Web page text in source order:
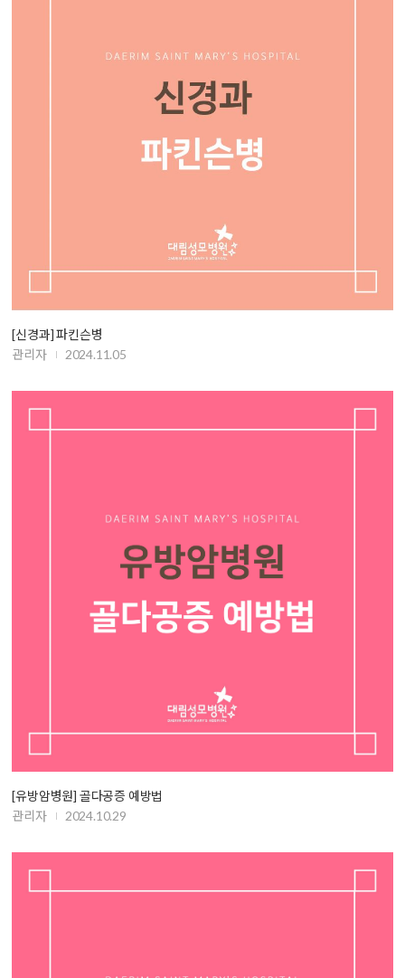
[신경과] 파킨슨병
관리자
2024.11.05
[유방암병원] 골다공증 예방법
관리자
2024.10.29